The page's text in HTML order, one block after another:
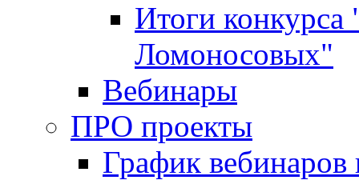
Итоги
Ломоносовых"
Вебинары
ПРО проекты
График